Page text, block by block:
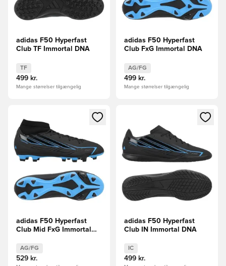
adidas F50 Hyperfast
Club TF Immortal DNA
TF
499 kr.
Mange størrelser tilgængelig
adidas F50 Hyperfast
Club FxG Immortal DNA
AG/FG
499 kr.
Mange størrelser tilgængelig
Åbner en Modal til at logge ind eller tilmelde dig som
adidas F50 Hyperfast
Club Mid FxG Immortal
AG/FG
529 kr.
Åbner en Modal til at logge
adidas F50 Hyperfast
Club IN Immortal DNA
IC
499 kr.